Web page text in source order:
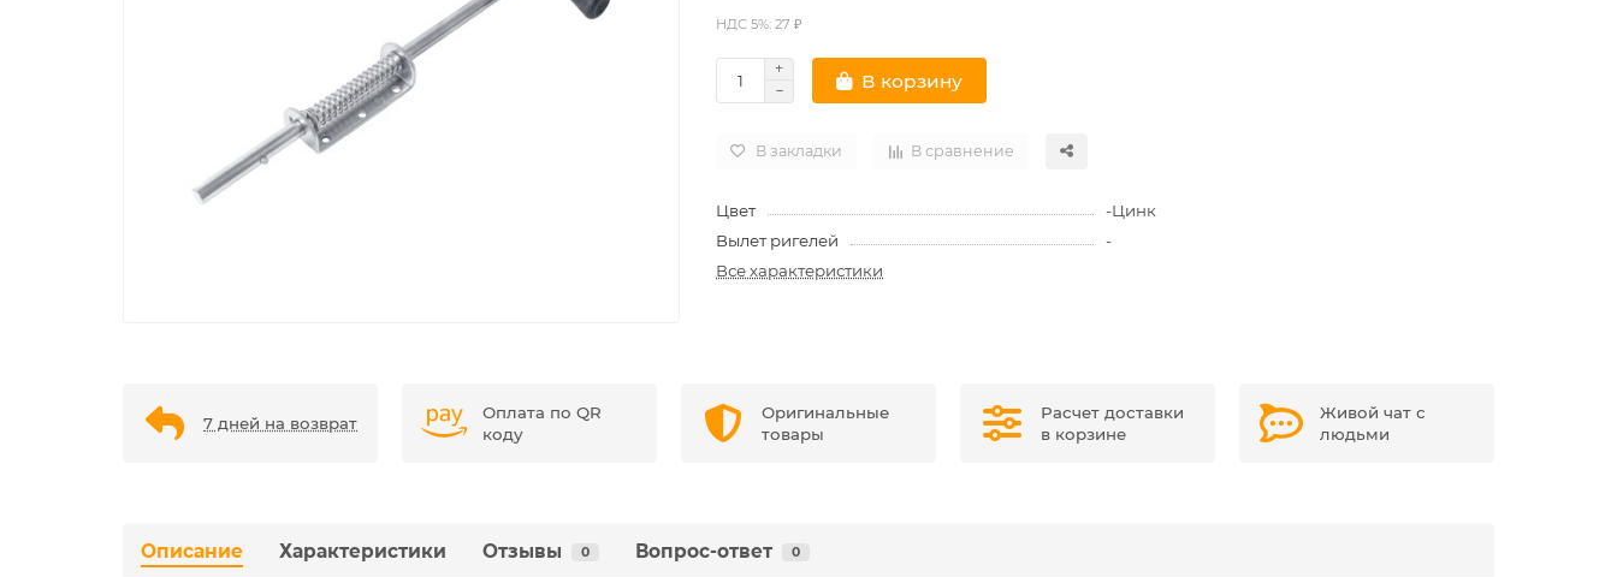
НДС 5%: 27 ₽
В корзину
В закладки В сравнение
Цвет -Цинк
Вылет ригелей
-
Все характеристики
7 дней на возврат
Оплата по QR
коду
Оригинальные
товары
Расчет доставки
в корзине
Живой чат с
людьми
Описание Характеристики Отзывы 0 Вопрос-ответ 0